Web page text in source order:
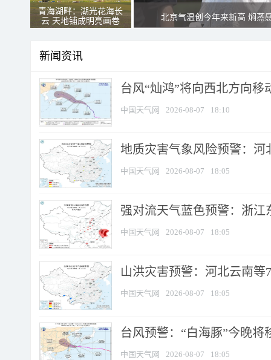
青海湖畔：湖光花海长
云 天地铺成明亮画卷
北京气温创今年来新高 焖蒸
新闻资讯
台风“灿鸿”将向西北方向移
中国天气网 2026-08-07 18:10
地质灾害气象风险预警：河
中国天气网 2026-08-07 18:05
强对流天气蓝色预警：浙江
中国天气网 2026-08-07 18:05
山洪灾害预警：河北云南
中国天气网 2026-08-07 18:05
台风预警：“白海豚”今晚将
中国天气网 2026-08-07 18:05